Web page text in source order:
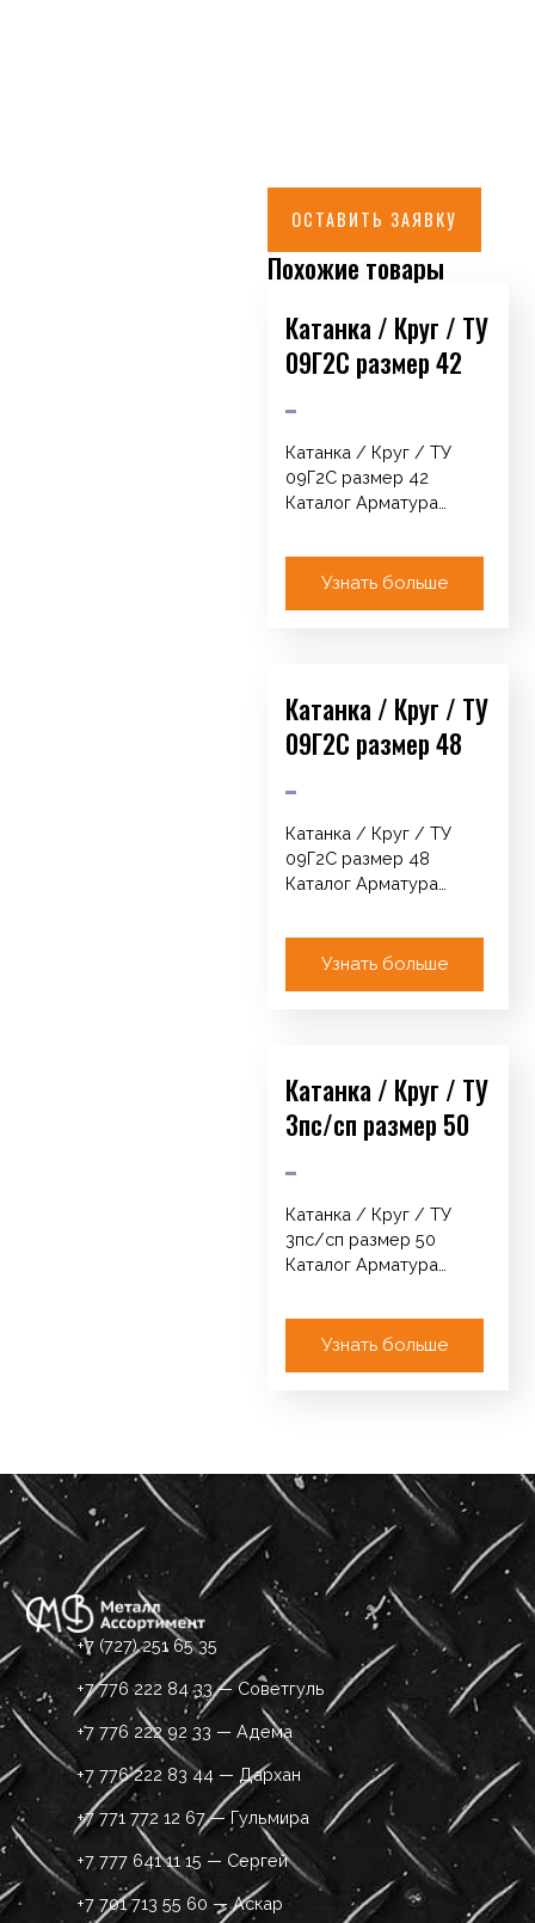
ОСТАВИТЬ ЗАЯВКУ
Похожие товары
Катанка / Круг / ТУ
09Г2С размер 42
Катанка / Круг / ТУ
09Г2С размер 42
Каталог Арматура
Сетка кладочная…
Узнать больше
Катанка / Круг / ТУ
09Г2С размер 48
Катанка / Круг / ТУ
09Г2С размер 48
Каталог Арматура
Сетка кладочная…
Узнать больше
Катанка / Круг / ТУ
3пс/сп размер 50
Катанка / Круг / ТУ
3пс/сп размер 50
Каталог Арматура
Сетка кладочная…
Узнать больше
+7 (727) 251 65 35
+7 776 222 84 33 — Советгуль
+7 776 222 92 33 — Адема
+7 776 222 83 44 — Дархан
+7 771 772 12 67 — Гульмира
+7 777 641 11 15 — Сергей
+7 701 713 55 60 — Аскар